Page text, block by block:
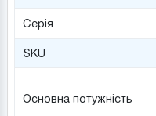
Серія
SKU
Основна потужність